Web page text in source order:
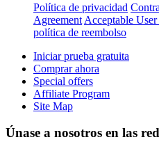
Política de privacidad
Agreement Acceptable
política de reembolso
Iniciar prueba gratuita
Comprar ahora
Special offers
Affiliate Program
Site Map
Únase a nosotros en las